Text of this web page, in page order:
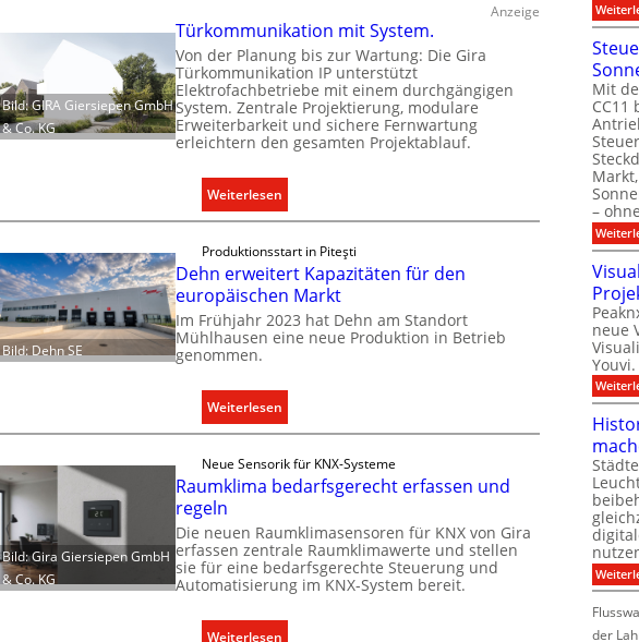
n
C
l
i
p
f
a
l
e
U
n
t
r
g
r
ü
n
e
Anzeige
Bild: GIRA Giersiepen GmbH
& Co. KG
Türkommunikation mit System.
Von der Planung bis zur Wartung: Die Gira
Türkommunikation IP unterstützt
Elektrofachbetriebe mit einem durchgängigen
System. Zentrale Projektierung, modulare
Erweiterbarkeit und sichere Fernwartung
erleichtern den gesamten Projektablauf.
Weiterlesen:
T
r
k
o
m
i
a
t
o
n
m
Bild: Dehn SE
Produktionsstart in Piteşti
Dehn erweitert Kapazitäten für den
europäischen Markt
Im Frühjahr 2023 hat Dehn am Standort
Mühlhausen eine neue Produktion in Betrieb
genommen.
Weiterlesen:
D
h
n
r
w
e
t
Bild: Gira Giersiepen GmbH
& Co. KG
Neue Sensorik für KNX-Systeme
Raumklima bedarfsgerecht erfassen und
regeln
Die neuen Raumklimasensoren für KNX von Gira
erfassen zentrale Raumklimawerte und stellen
sie für eine bedarfsgerechte Steuerung und
Automatisierung im KNX-System bereit.
Weiterlesen:
Mit
CC11
–
neue
Youvi.
der